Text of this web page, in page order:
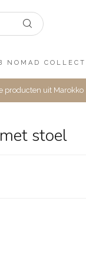
NOMAD
producten uit Marokko
stoel